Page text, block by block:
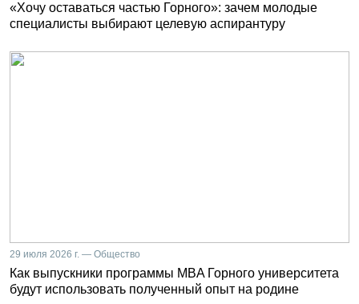
«Хочу оставаться частью Горного»: зачем молодые
специалисты выбирают целевую аспирантуру
29 июля 2026 г. — Общество
Как выпускники программы MBA Горного университета
будут использовать полученный опыт на родине